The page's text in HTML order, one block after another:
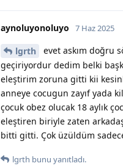
aynoluyonoluyo 7 Haz 2025
lgrth
evet askım doğru
geçiriyordur dedim belki
eleştirim zoruna gitti kii
anneye cocugun zayıf yada
çocuk obez olucak 18 aylık
eleştiren biriyle zaten
bitti gitti. Çok üzüldüm
lgrth bunu yanıtladı.